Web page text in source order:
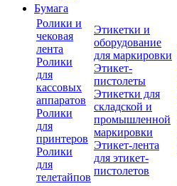
Бумага
Ролики и
чековая
лента
Ролики
для
кассовых
аппаратов
Ролики
для
принтеров
Ролики
для
телетайпов
Этикетки и
оборудование
для маркировки
Этикет-
пистолеты
Этикетки для
складской и
промышленной
маркировки
Этикет-лента
для этикет-
пистолетов